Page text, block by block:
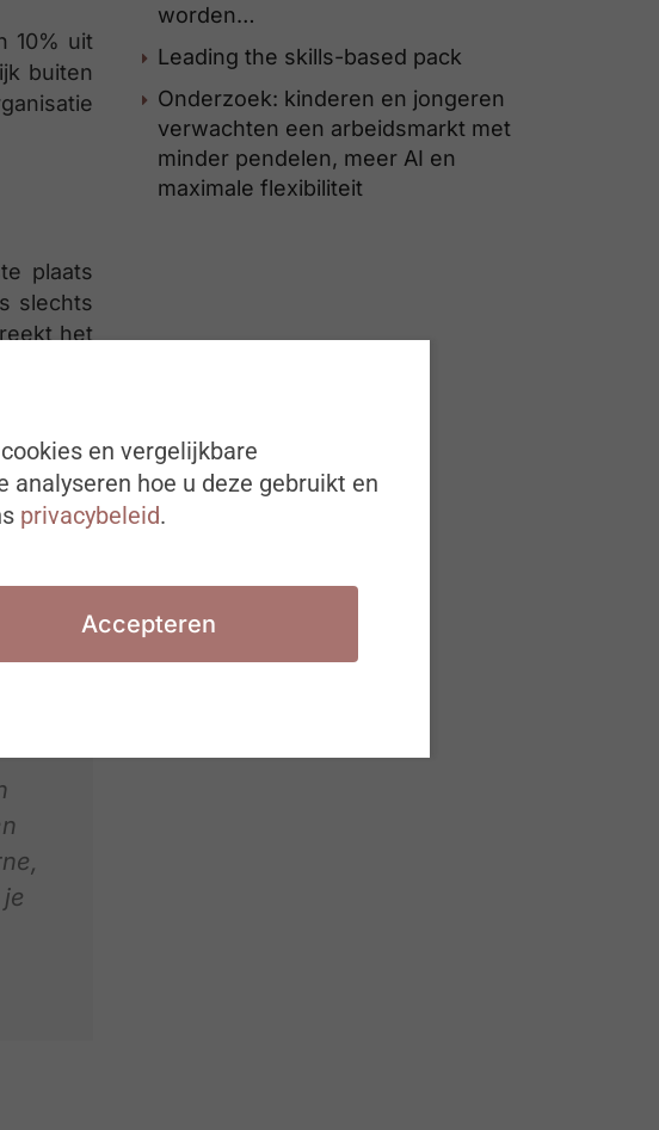
10% uit
buiten
plaats
slechts
het
en
Record
toch
worden…
Leading the skills-based pack
Onderzoek: kinderen en jongeren
verwachten een arbeidsmarkt met
minder pendelen, meer AI en
maximale flexibiliteit
en vergelijkbare
hoe u deze gebruikt en
privacybeleid.
Accepteren